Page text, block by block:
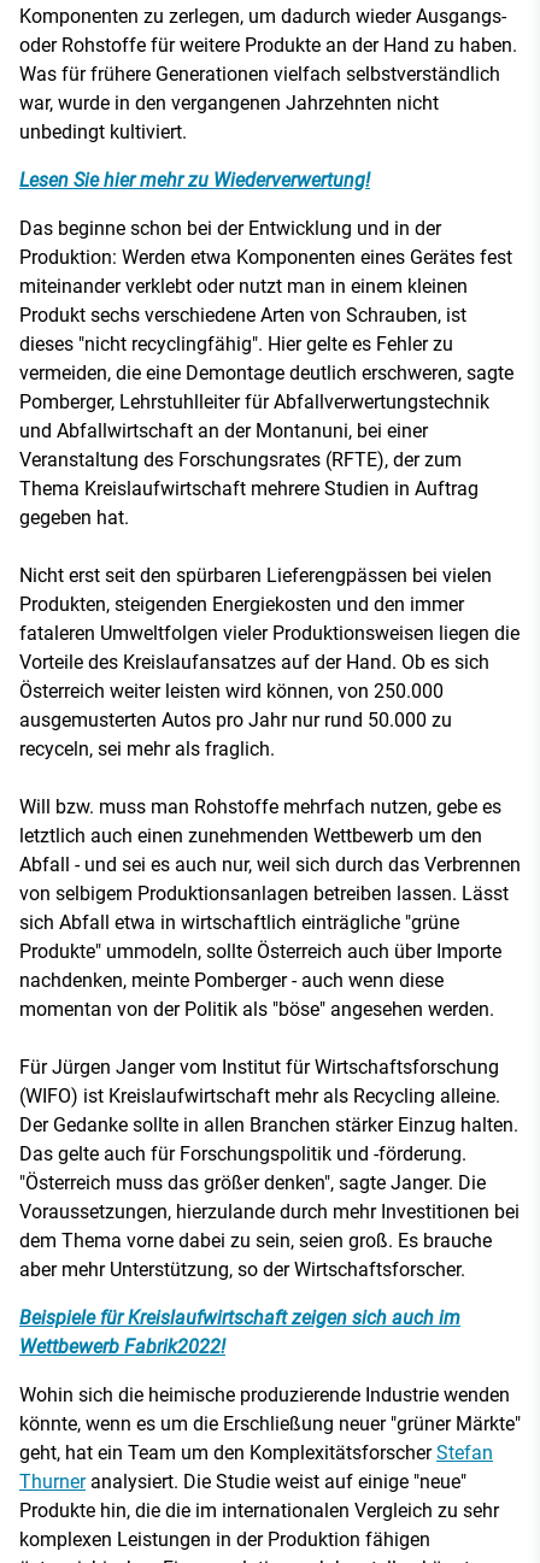
Komponenten zu zerlegen, um dadurch wieder Ausgangs-
oder Rohstoffe für weitere Produkte an der Hand zu haben.
Was für frühere Generationen vielfach selbstverständlich
war, wurde in den vergangenen Jahrzehnten nicht
unbedingt kultiviert.
Lesen Sie hier mehr zu Wiederverwertung!
Das beginne schon bei der Entwicklung und in der
Produktion: Werden etwa Komponenten eines Gerätes fest
miteinander verklebt oder nutzt man in einem kleinen
Produkt sechs verschiedene Arten von Schrauben, ist
dieses "nicht recyclingfähig". Hier gelte es Fehler zu
vermeiden, die eine Demontage deutlich erschweren, sagte
Pomberger, Lehrstuhlleiter für Abfallverwertungstechnik
und Abfallwirtschaft an der Montanuni, bei einer
Veranstaltung des Forschungsrates (RFTE), der zum
Thema Kreislaufwirtschaft mehrere Studien in Auftrag
gegeben hat.
Nicht erst seit den spürbaren Lieferengpässen bei vielen
Produkten, steigenden Energiekosten und den immer
fataleren Umweltfolgen vieler Produktionsweisen liegen die
Vorteile des Kreislaufansatzes auf der Hand. Ob es sich
Österreich weiter leisten wird können, von 250.000
ausgemusterten Autos pro Jahr nur rund 50.000 zu
recyceln, sei mehr als fraglich.
Will bzw. muss man Rohstoffe mehrfach nutzen, gebe es
letztlich auch einen zunehmenden Wettbewerb um den
Abfall - und sei es auch nur, weil sich durch das Verbrennen
von selbigem Produktionsanlagen betreiben lassen. Lässt
sich Abfall etwa in wirtschaftlich einträgliche "grüne
Produkte" ummodeln, sollte Österreich auch über Importe
nachdenken, meinte Pomberger - auch wenn diese
momentan von der Politik als "böse" angesehen werden.
Für Jürgen Janger vom Institut für Wirtschaftsforschung
(WIFO) ist Kreislaufwirtschaft mehr als Recycling alleine.
Der Gedanke sollte in allen Branchen stärker Einzug halten.
Das gelte auch für Forschungspolitik und -förderung.
"Österreich muss das größer denken", sagte Janger. Die
Voraussetzungen, hierzulande durch mehr Investitionen bei
dem Thema vorne dabei zu sein, seien groß. Es brauche
aber mehr Unterstützung, so der Wirtschaftsforscher.
Beispiele für Kreislaufwirtschaft zeigen sich auch im
Wettbewerb Fabrik2022!
Wohin sich die heimische produzierende Industrie wenden
könnte, wenn es um die Erschließung neuer "grüner Märkte"
geht, hat ein Team um den KomplexitätsforscherStefan
Thurneranalysiert. Die Studie weist auf einige "neue"
Produkte hin, die die im internationalen Vergleich zu sehr
komplexen Leistungen in der Produktion fähigen